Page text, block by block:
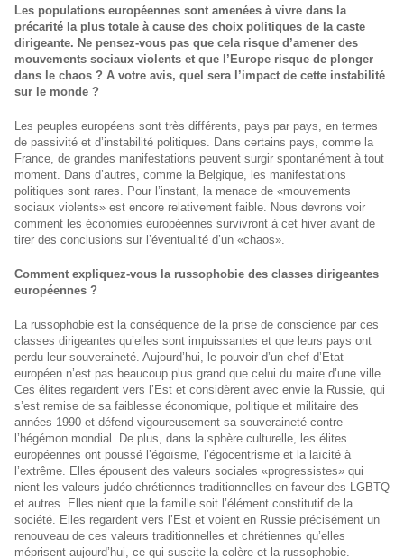
Les populations européennes sont amenées à vivre dans la
précarité la plus totale à cause des choix politiques de la caste
dirigeante. Ne pensez-vous pas que cela risque d’amener des
mouvements sociaux violents et que l’Europe risque de plonger
dans le chaos ? A votre avis, quel sera l’impact de cette instabilité
sur le monde ?
Les peuples européens sont très différents, pays par pays, en termes
de passivité et d’instabilité politiques. Dans certains pays, comme la
France, de grandes manifestations peuvent surgir spontanément à tout
moment. Dans d’autres, comme la Belgique, les manifestations
politiques sont rares. Pour l’instant, la menace de «mouvements
sociaux violents» est encore relativement faible. Nous devrons voir
comment les économies européennes survivront à cet hiver avant de
tirer des conclusions sur l’éventualité d’un «chaos».
Comment expliquez-vous la russophobie des classes dirigeantes
européennes ?
La russophobie est la conséquence de la prise de conscience par ces
classes dirigeantes qu’elles sont impuissantes et que leurs pays ont
perdu leur souveraineté. Aujourd’hui, le pouvoir d’un chef d’Etat
européen n’est pas beaucoup plus grand que celui du maire d’une ville.
Ces élites regardent vers l’Est et considèrent avec envie la Russie, qui
s’est remise de sa faiblesse économique, politique et militaire des
années 1990 et défend vigoureusement sa souveraineté contre
l’hégémon mondial. De plus, dans la sphère culturelle, les élites
européennes ont poussé l’égoïsme, l’égocentrisme et la laïcité à
l’extrême. Elles épousent des valeurs sociales «progressistes» qui
nient les valeurs judéo-chrétiennes traditionnelles en faveur des LGBTQ
et autres. Elles nient que la famille soit l’élément constitutif de la
société. Elles regardent vers l’Est et voient en Russie précisément un
renouveau de ces valeurs traditionnelles et chrétiennes qu’elles
méprisent aujourd’hui, ce qui suscite la colère et la russophobie.